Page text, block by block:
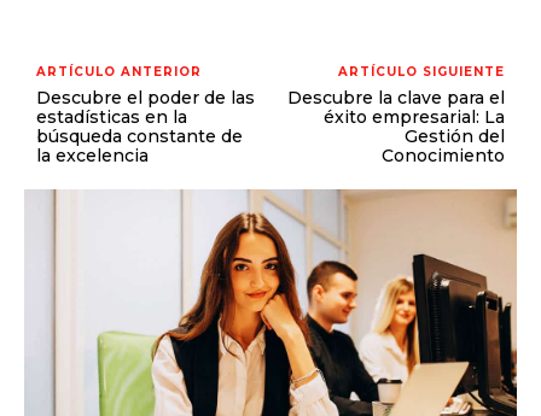
ARTÍCULO ANTERIOR
Descubre el poder de las
estadísticas en la
búsqueda constante de
la excelencia
ARTÍCULO SIGUIENTE
Descubre la clave para el
éxito empresarial: La
Gestión del
Conocimiento